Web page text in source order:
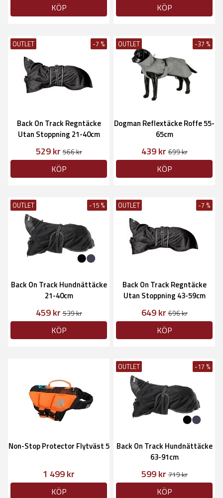
KÖP KÖP
OUTLET -7 %
Back On Track Regntäcke
Utan Stoppning 21-40cm
529 kr566 kr
KÖP
OUTLET -37 %
Dogman Reflextäcke Roffe 55-
65cm
439 kr699 kr
KÖP
OUTLET -15 %
Back On Track Hundnättäcke
21-40cm
459 kr539 kr
KÖP
OUTLET -7 %
Back On Track Regntäcke
Utan Stoppning 43-59cm
649 kr696 kr
KÖP
Non-Stop Protector Flytväst 5
1 499 kr
KÖP
OUTLET -17 %
Back On Track Hundnättäcke
63-91cm
599 kr719 kr
KÖP